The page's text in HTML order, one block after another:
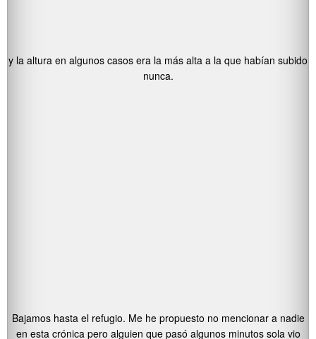
y la altura en algunos casos era la más alta a la que habían subido
nunca.
Bajamos hasta el refugio. Me he propuesto no mencionar a nadie
en esta crónica pero alguien que pasó algunos minutos sola vio